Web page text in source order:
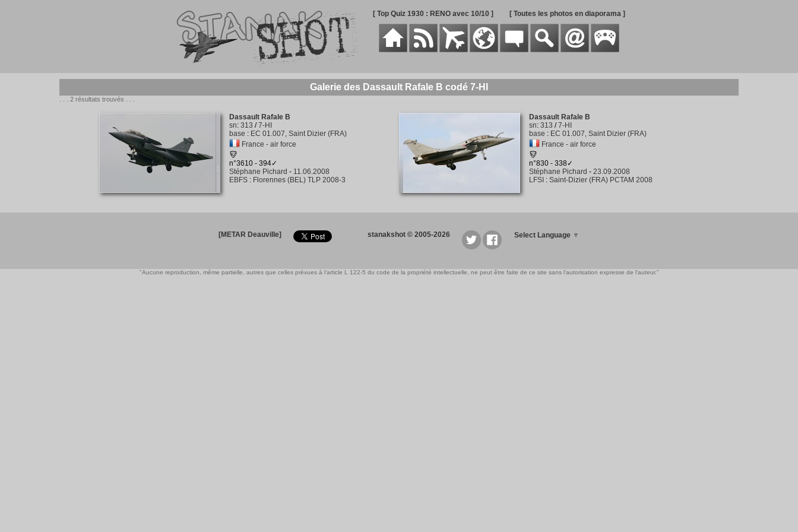
[ Top Quiz 1930 : RENO avec 10/10 ] [ Toutes les photos en diaporama ]
Galerie des Dassault Rafale B codé 7-HI
. . . 2 résultats trouvés . . .
Dassault Rafale B
sn: 313 /7-HI
base : EC 01.007, Saint Dizier (FRA)
France - air force
n°3610 - 394✓
Stéphane Pichard - 11.06.2008
EBFS : Florennes (BEL) TLP 2008-3
Dassault Rafale B
sn: 313 /7-HI
base : EC 01.007, Saint Dizier (FRA)
France - air force
n°830 - 338✓
Stéphane Pichard - 23.09.2008
LFSI : Saint-Dizier (FRA) PCTAM 2008
[METAR Deauville] stanakshot © 2005-2026 Select Language ▼
"Aucune reproduction, même partielle, autres que celles prévues à l'article L 122-5 du code de la propriété intellectuelle, ne peut être faite de ce site sans l'autorisation expresse de l'auteur."